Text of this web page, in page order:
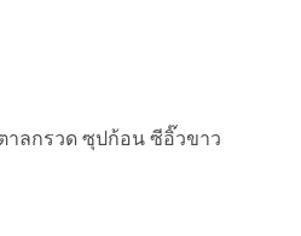
าลกรวด ซุปก้อน ซีอิ๊วขาว